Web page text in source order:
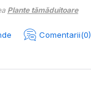
Plante tămăduitoare
Comentarii(0)